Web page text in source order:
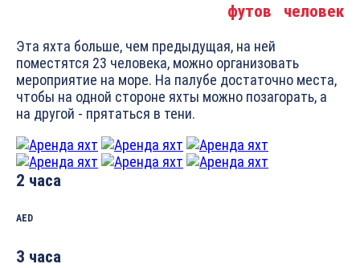
футов человек
Эта яхта больше, чем предыдущая, на ней
поместятся 23 человека, можно организовать
мероприятие на море. На палубе достаточно места,
чтобы на одной стороне яхты можно позагорать, а
на другой - прятаться в тени.
2 часа
AED
3 часа